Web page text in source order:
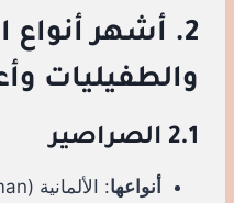
2. أشهر
والطفيليات
2.1 الصراصير
أنواعها: الألمانية (German) والكبيرة (American).